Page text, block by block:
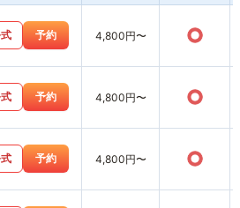
予約 4,800円〜 ○
予約 4,800円〜 ○
予約 4,800円〜 ○